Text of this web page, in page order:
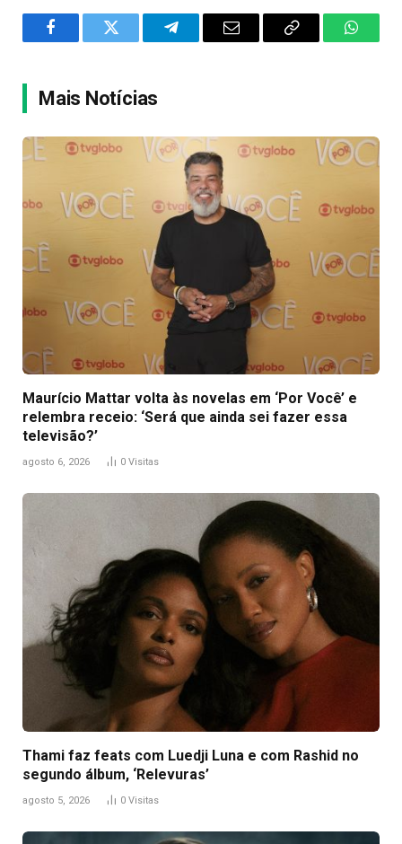
FacebookTwitter TelegramEmail
Copy
Mais Notícias
Maurício Mattar volta às novelas em ‘Por Você’ e
relembra receio: ‘Será que ainda sei fazer essa
televisão?’
agosto 6, 2026 0 Visitas
Thami faz feats com Luedji Luna e com Rashid no
segundo álbum, ‘Relevuras’
agosto 5, 2026 0 Visitas